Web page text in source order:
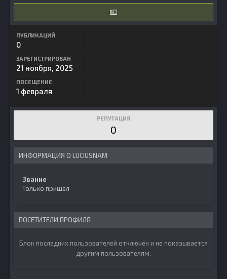
ПУБЛИКАЦИЙ
0
ЗАРЕГИСТРИРОВАН
21 ноября, 2025
ПОСЕЩЕНИЕ
1 февраля
РЕПУТАЦИЯ
0
ИНФОРМАЦИЯ О LUCIUSNAM
Звание
Только пришел
ПОСЕТИТЕЛИ ПРОФИЛЯ
Блок последних пользователей отключён и не показывается
другим пользователям.